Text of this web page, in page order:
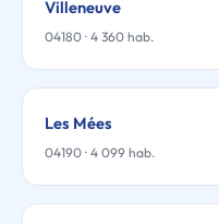
Villeneuve
04180 · 4 360 hab.
Les Mées
04190 · 4 099 hab.